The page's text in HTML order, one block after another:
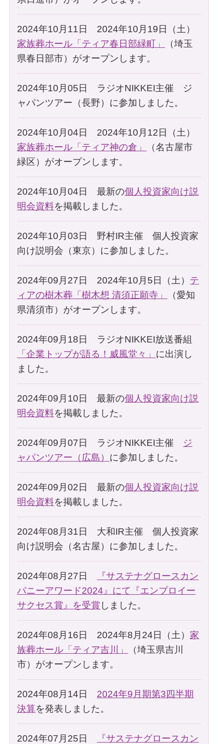
2024年10月11日 2024年10月19日（土）
家族葬ホール「ティア春日部緑町」
（埼玉
県春日部市）がオープンします。
2024年10月05日 ラジオNIKKEI主催 ジ
ャパンツアー（長野）に参加しました。
2024年10月04日 2024年10月12日（土）
家族葬ホール「ティア神の倉」
（名古屋市
緑区）がオープンします。
2024年10月04日 最新の個人投資家向け説
明会資料を掲載しました。
2024年10月03日 野村IR主催 個人投資家
向け説明会（東京）に参加しました。
2024年09月27日 2024年10月5日（土） テ
ィアの樹木葬「樹木想 清須正願寺」
（愛知
県清須市）がオープンします。
2024年09月18日 ラジオNIKKEI放送番組
「企業トップが語る！威風堂々」 に出演し
ました。
2024年09月10日 最新の個人投資家向け説
明会資料を掲載しました。
2024年09月07日 ラジオNIKKEI主催 ジ
ャパンツアー（広島） に参加しました。
2024年09月02日 最新の個人投資家向け説
明会資料を掲載しました。
2024年08月31日 大和IR主催 個人投資家
向け説明会（名古屋）に参加しました。
2024年08月27日
『サステナグロースカン
パニーアワード2024』にて『エンプロイー
サクセス賞』を受賞 しました。
2024年08月16日 2024年8月24日（土） 家
族葬ホール「ティア吉川」
（埼玉県吉川
市）がオープンします。
2024年08月14日 2024年9月期第3四半期
決算を発表しました。
2024年07月25日 『サステナグロースカン